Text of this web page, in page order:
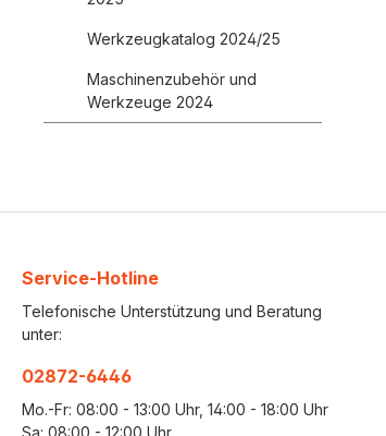
Werkzeugkatalog 2024/25
Maschinenzubehör und
Werkzeuge 2024
Service-Hotline
Telefonische Unterstützung und Beratung
unter:
02872-6446
Mo.-Fr: 08:00 - 13:00 Uhr, 14:00 - 18:00 Uhr
Sa: 08:00 - 12:00 Uhr